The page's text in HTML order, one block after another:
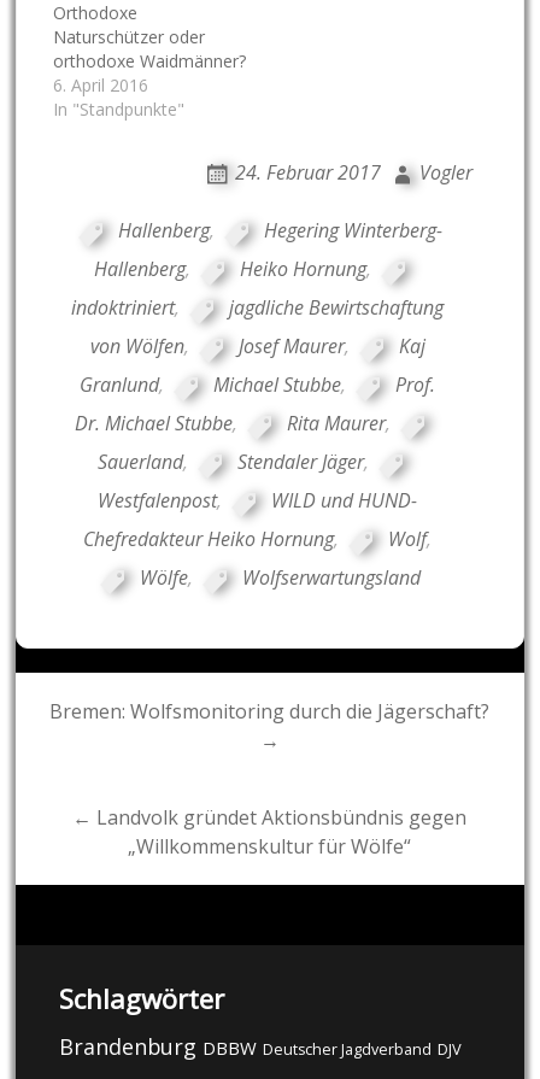
Orthodoxe
Naturschützer oder
orthodoxe Waidmänner?
6. April 2016
In "Standpunkte"
24. Februar 2017 Vogler
Hallenberg,
Hegering Winterberg-
Hallenberg, Heiko Hornung,
indoktriniert,
jagdliche Bewirtschaftung
von Wölfen, Josef Maurer,
Kaj
Granlund, Michael Stubbe,
Prof.
Dr. Michael Stubbe, Rita Maurer,
Sauerland, Stendaler Jäger,
Westfalenpost,
WILD und HUND-
Chefredakteur Heiko Hornung, Wolf,
Wölfe, Wolfserwartungsland
Post
Bremen: Wolfsmonitoring durch die Jägerschaft?
→
← Landvolk gründet Aktionsbündnis gegen
„Willkommenskultur für Wölfe“
Schlagwörter
Brandenburg DBBW Deutscher Jagdverband DJV